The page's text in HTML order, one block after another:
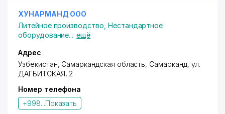
ХУНАРМАНД ООО
Литейное производство Нестандартное
оборудование... ещё
Адрес
Узбекистан, Самаркандская область, Самарканд, ул.
ДАГБИТСКАЯ, 2
Номер телефона
+998...Показать